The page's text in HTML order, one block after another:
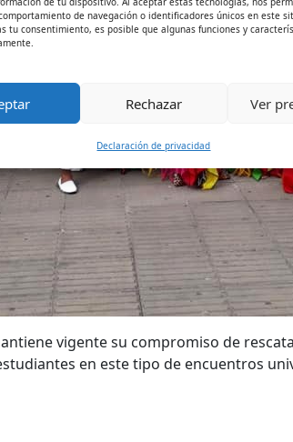
de navegación o identificadores únicos en este
tu consentimiento, es posible que algunas funciones y
Rechazar Ver
Declaración de privacidad
vigente su compromiso de
en este tipo de encuentros